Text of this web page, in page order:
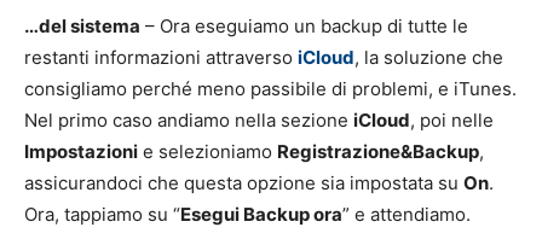
…del sistema – Ora eseguiamo un backup di tutte le
restanti informazioni attraverso iCloud, la soluzione che
consigliamo perché meno passibile di problemi, e iTunes.
Nel primo caso andiamo nella sezione iCloud, poi nelle
Impostazioni e selezioniamo Registrazione&Backup,
assicurandoci che questa opzione sia impostata su On.
Ora, tappiamo su “Esegui Backup ora” e attendiamo.